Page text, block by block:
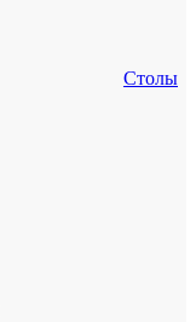
Столы